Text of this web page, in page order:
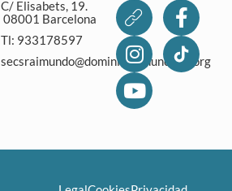
C/ Elisabets, 19.
08001 Barcelona
Tl: 933178597
secsraimundo@dominicasanunciata.org